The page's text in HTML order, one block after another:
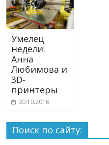
Умелец
недели:
Анна
Любимова и
3D-
принтеры
30.10.2016
Поиск по сайту: